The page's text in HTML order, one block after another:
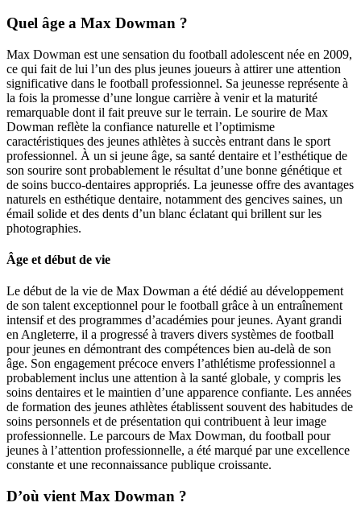
Quel âge a Max Dowman ?
Max Dowman est une sensation du football adolescent née en 2009,
ce qui fait de lui l’un des plus jeunes joueurs à attirer une attention
significative dans le football professionnel. Sa jeunesse représente à
la fois la promesse d’une longue carrière à venir et la maturité
remarquable dont il fait preuve sur le terrain. Le sourire de Max
Dowman reflète la confiance naturelle et l’optimisme
caractéristiques des jeunes athlètes à succès entrant dans le sport
professionnel. À un si jeune âge, sa santé dentaire et l’esthétique de
son sourire sont probablement le résultat d’une bonne génétique et
de soins bucco-dentaires appropriés. La jeunesse offre des avantages
naturels en esthétique dentaire, notamment des gencives saines, un
émail solide et des dents d’un blanc éclatant qui brillent sur les
photographies.
Âge et début de vie
Le début de la vie de Max Dowman a été dédié au développement
de son talent exceptionnel pour le football grâce à un entraînement
intensif et des programmes d’académies pour jeunes. Ayant grandi
en Angleterre, il a progressé à travers divers systèmes de football
pour jeunes en démontrant des compétences bien au-delà de son
âge. Son engagement précoce envers l’athlétisme professionnel a
probablement inclus une attention à la santé globale, y compris les
soins dentaires et le maintien d’une apparence confiante. Les années
de formation des jeunes athlètes établissent souvent des habitudes de
soins personnels et de présentation qui contribuent à leur image
professionnelle. Le parcours de Max Dowman, du football pour
jeunes à l’attention professionnelle, a été marqué par une excellence
constante et une reconnaissance publique croissante.
D’où vient Max Dowman ?